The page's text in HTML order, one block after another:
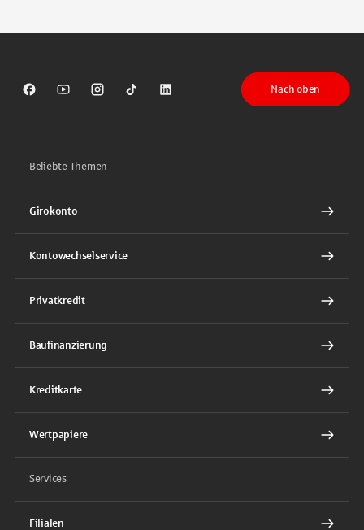
Sparkasse auf Facebook
Sparkasse auf Youtube
Sparkasse auf Instagram
Sparkasse auf TikTok
Sparkasse auf LinkedIn
Nach oben
Beliebte Themen
Girokonto
Kontowechselservice
Privatkredit
Baufinanzierung
Kreditkarte
Wertpapiere
Services
Filialen